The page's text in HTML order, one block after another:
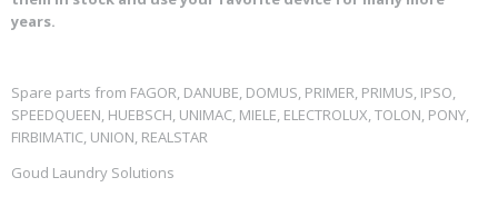
years.
Spare parts from FAGOR, DANUBE, DOMUS, PRIMER, PRIMUS, IPSO,
SPEEDQUEEN, HUEBSCH, UNIMAC, MIELE, ELECTROLUX, TOLON, PONY,
FIRBIMATIC, UNION, REALSTAR
Goud Laundry Solutions